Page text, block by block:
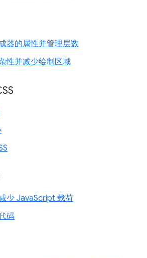
器的属性并管理层数
性并减少绘制区域
少 JavaScript 载荷
码